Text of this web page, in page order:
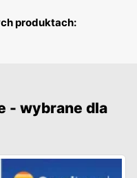
produktach:
- wybrane dla